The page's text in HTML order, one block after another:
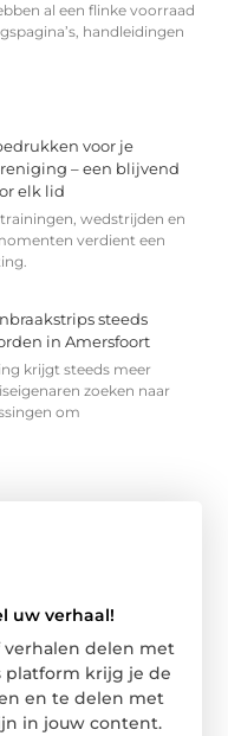
al een flinke voorraad
handleidingen
voor je
– een blijvend
elk lid
wedstrijden en
verdient een
steeds
in Amersfoort
krijgt steeds meer
zoeken naar
om
uw verhaal!
delen met
platform krijg je de
en te delen met
in jouw content.